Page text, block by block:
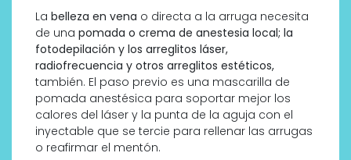
La belleza en vena o directa a la arruga necesita
de una pomada o crema de anestesia local; la
fotodepilación y los arreglitos láser,
radiofrecuencia y otros arreglitos estéticos,
también. El paso previo es una mascarilla de
pomada anestésica para soportar mejor los
calores del láser y la punta de la aguja con el
inyectable que se tercie para rellenar las arrugas
o reafirmar el mentón.